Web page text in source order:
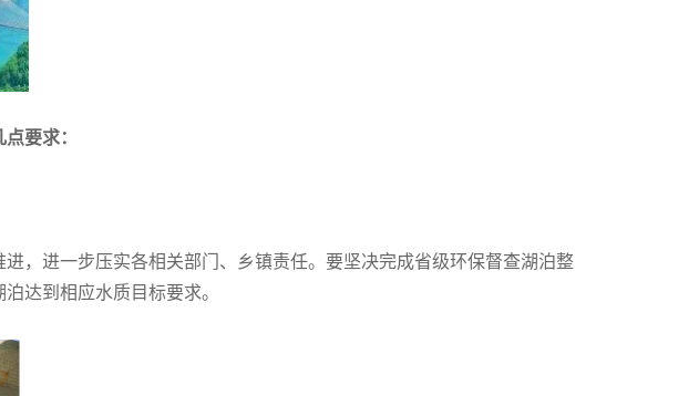
要求：
，进一步压实各相关部门、乡镇责任。要坚决完成省级环保督查湖泊整
达到相应水质目标要求。